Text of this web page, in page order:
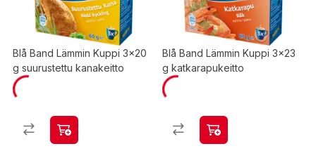
Blå Band Lämmin Kuppi 3x20
g suurustettu kanakeitto
Blå Band Lämmin Kuppi 3x23
g katkarapukeitto